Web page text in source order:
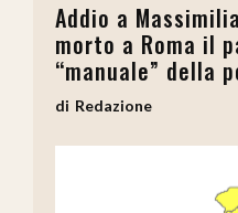
Addio a
morto a Roma il
“manuale” della
Redazione